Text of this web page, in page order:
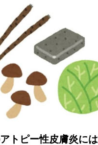
トピー性皮膚炎には